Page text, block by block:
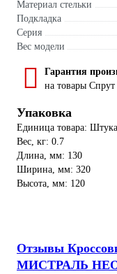
Материал стельки
Подкладка
Серия
Вес модели
Гарантия
на товары Спрут
Упаковка
Единица товара: Штука
Вес, кг: 0.7
Длина, мм: 130
Ширина, мм: 320
Высота, мм: 120
Отзывы
МИСТРАЛЬ НЕОН